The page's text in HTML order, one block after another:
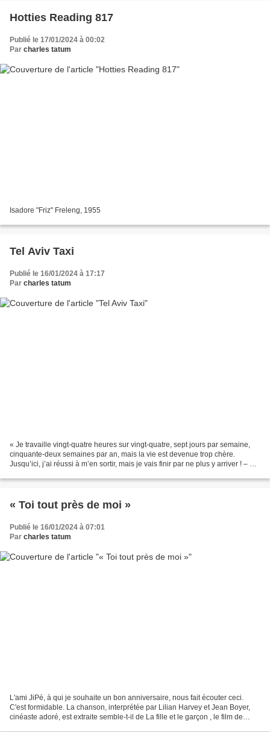
Hotties Reading 817
Publié le 17/01/2024 à 00:02
Par charles tatum
Isadore "Friz" Freleng, 1955
Tel Aviv Taxi
Publié le 16/01/2024 à 17:17
Par charles tatum
« Je travaille vingt-quatre heures sur vingt-quatre, sept jours par semaine,
cinquante-deux semaines par an, mais la vie est devenue trop chère.
Jusqu’ici, j’ai réussi à m’en sortir, mais je vais finir par ne plus y arriver ! – Et
« Toi tout près de moi »
Publié le 16/01/2024 à 07:01
Par charles tatum
L'ami JiPé, à qui je souhaite un bon anniversaire, nous fait écouter ceci.
C'est formidable. La chanson, interprétée par Lilian Harvey et Jean Boyer,
cinéaste adoré, est extraite semble-t-il de La fille et le garçon , le film de